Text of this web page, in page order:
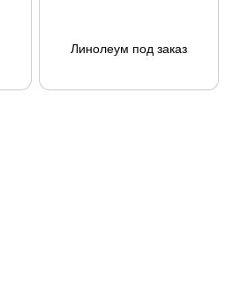
Линолеум под заказ